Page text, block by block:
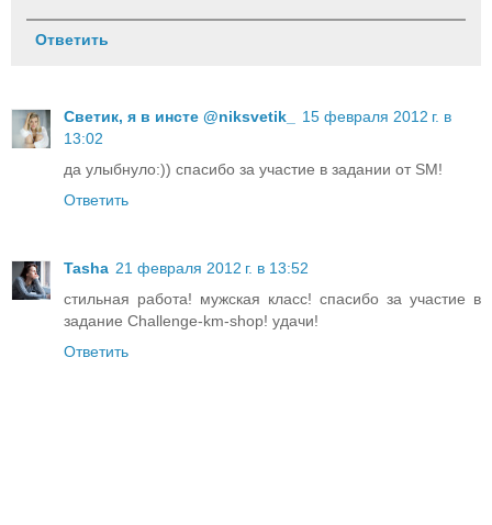
Ответить
Светик, я в инсте @niksvetik_
15 февраля 2012 г. в
13:02
да улыбнуло:)) спасибо за участие в задании от SM!
Ответить
Tasha 21 февраля 2012 г. в 13:52
стильная работа! мужская класс! спасибо за участие в
задание Challenge-km-shop! удачи!
Ответить